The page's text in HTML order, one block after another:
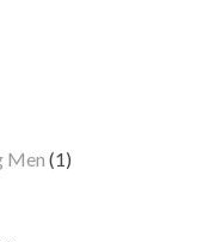
Men (1)